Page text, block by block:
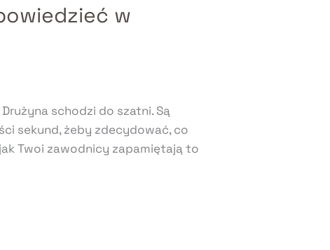
w
schodzi do szatni. Są
sekund, żeby zdecydować, co
Twoi zawodnicy zapamiętają to